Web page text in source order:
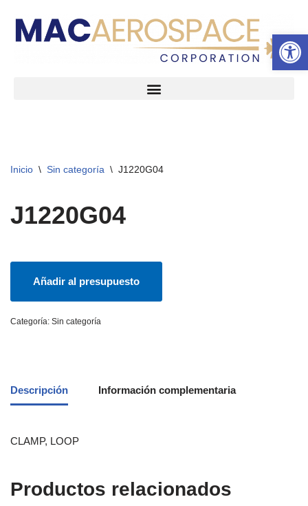
Abrir
Inicio \ Sin categoría \ J1220G04
J1220G04
Añadir al presupuesto
Categoría: Sin categoría
Descripción Información complementaria
CLAMP, LOOP
Productos relacionados